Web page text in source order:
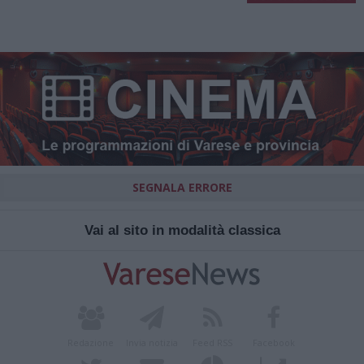
SEGNALA ERRORE
Vai al sito in modalità classica